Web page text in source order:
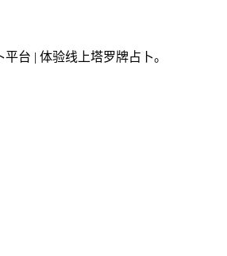
台 | 体验线上塔罗牌占卜。